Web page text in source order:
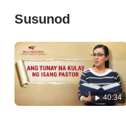
Susunod
40:34